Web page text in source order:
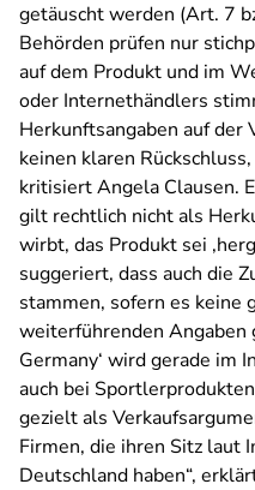
getäuscht werden (Art. 7
Behörden prüfen nur
auf dem Produkt und im
oder Internethändlers
Herkunftsangaben auf der
keinen klaren
kritisiert Angela Clausen.
gilt rechtlich nicht als
wirbt, das Produkt sei
suggeriert, dass auch die
stammen, sofern es keine
weiterführenden Angaben
Germany‘ wird gerade im
auch bei
gezielt als
Firmen, die ihren Sitz laut
Deutschland haben“,